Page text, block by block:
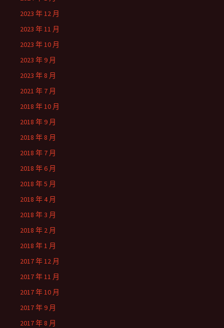
2023 年 12 月
2023 年 11 月
2023 年 10 月
2023 年 9 月
2023 年 8 月
2021 年 7 月
2018 年 10 月
2018 年 9 月
2018 年 8 月
2018 年 7 月
2018 年 6 月
2018 年 5 月
2018 年 4 月
2018 年 3 月
2018 年 2 月
2018 年 1 月
2017 年 12 月
2017 年 11 月
2017 年 10 月
2017 年 9 月
2017 年 8 月